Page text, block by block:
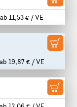
ab 11,53 € / VE
eine VE erhöhen
ab 19,87 € / VE
eine VE erhöhen
eine VE erhöhen